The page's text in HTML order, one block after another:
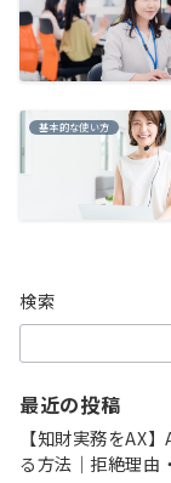
基本的な使い方
検索
最近の投稿
【知財実務をAX
る方法｜拒絶理由